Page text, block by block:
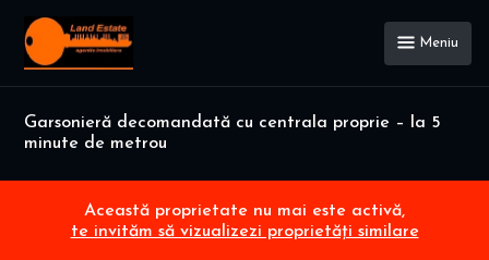
Meniu
Garsonieră decomandată cu centrala proprie – la 5
minute de metrou
Această proprietate nu mai este activă,
te invităm să vizualizezi proprietăți similare